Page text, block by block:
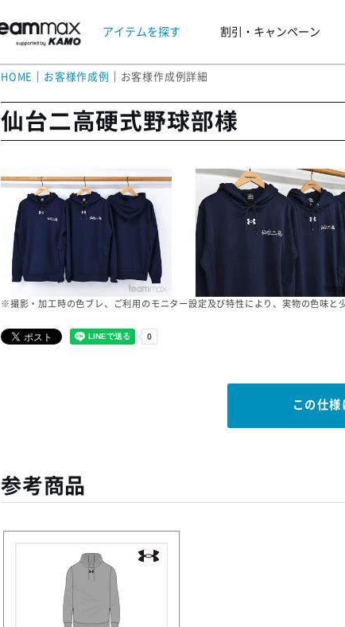
アイテムを探す 割引・キャンペーン
HOME お客様作成例 お客様作成例詳細
仙台二高硬式野球部様
※撮影・加工時の色ブレ、ご利用のモニター設定及び特性により、実物の色味と
この仕
参考商品